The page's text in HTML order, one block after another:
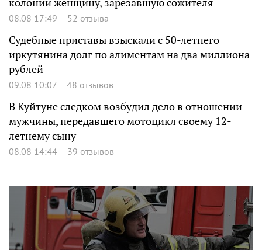
08.08 17:49 52 отзыва
Судебные приставы взыскали с 50-летнего
иркутянина долг по алиментам на два миллиона
рублей
09.08 10:07 48 отзывов
В Куйтуне следком возбудил дело в отношении
мужчины, передавшего мотоцикл своему 12-
летнему сыну
08.08 14:44 39 отзывов